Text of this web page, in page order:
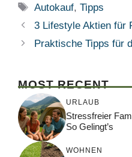
Schlagwörter
Autokauf,Tipps
3 Lifestyle Aktien für
Praktische Tipps für
MOST RECENT
URLAUB
Stressfreier
So Gelingt’s
WOHNEN